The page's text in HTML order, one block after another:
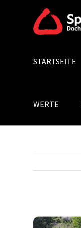
Search
STARTSEITE
WERTE